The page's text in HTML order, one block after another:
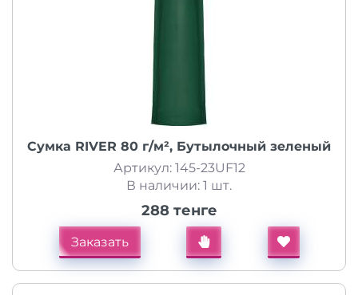
Сумка RIVER 80 г/м², Бутылочный зеленый
Артикул: 145-23UF12
В наличии: 1 шт.
288 тенге
Заказать